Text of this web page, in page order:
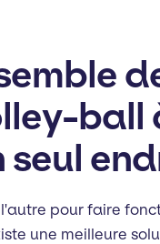
ball
pour faire
une meilleure